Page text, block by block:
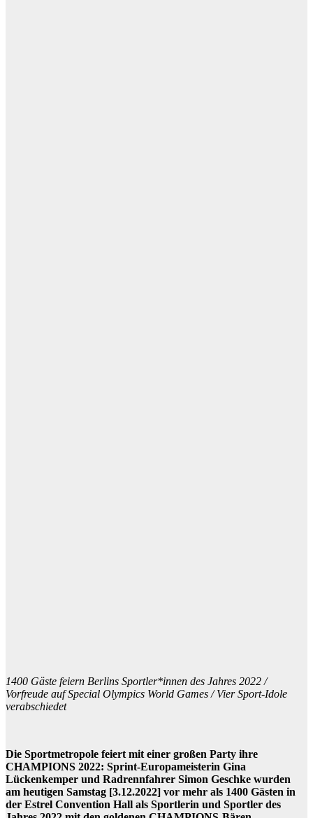
1400 Gäste feiern Berlins Sportler*innen des Jahres 2022 /
Vorfreude auf Special Olympics World Games / Vier Sport-Idole
verabschiedet
Die Sportmetropole feiert mit einer großen Party ihre
CHAMPIONS 2022: Sprint-Europameisterin Gina
Lückenkemper und Radrennfahrer Simon Geschke wurden
am heutigen Samstag [3.12.2022] vor mehr als 1400 Gästen in
der Estrel Convention Hall als Sportlerin und Sportler des